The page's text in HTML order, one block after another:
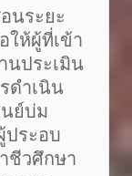
นระยะ
ให้ผู้ที่เข้า
นประเมิน
ดำเนิน
ย์บ่ม
ประอบ
ชีวศึกษา